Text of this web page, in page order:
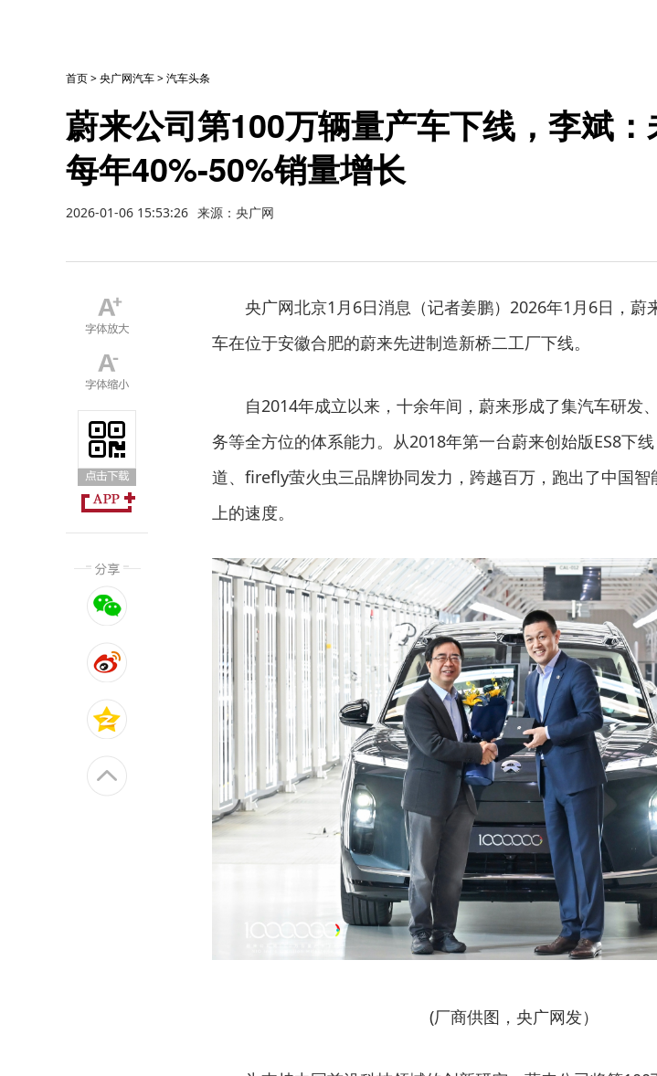
首页>央广网汽车>汽车头条
蔚来公司第100万辆量产车下线，李斌
每年40%-50%销量增长
2026-01-06 15:53:26 来源：央广网
央广网北京1月6日消息（记者姜鹏）2026年1月6日，蔚
车在位于安徽合肥的蔚来先进制造新桥二工厂下线。
自2014年成立以来，十余年间，蔚来形成了集汽车研发
务等全方位的体系能力。从2018年第一台蔚来创始版ES8下
道、firefly萤火虫三品牌协同发力，跨越百万，跑出了中国智
上的速度。
(厂商供图，央广网发）